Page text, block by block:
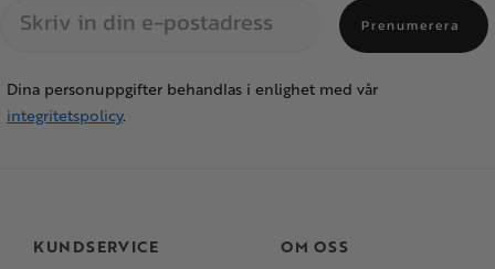
Prenumerera
Dina personuppgifter behandlas i enlighet med vår
integritetspolicy.
KUNDSERVICE OM OSS